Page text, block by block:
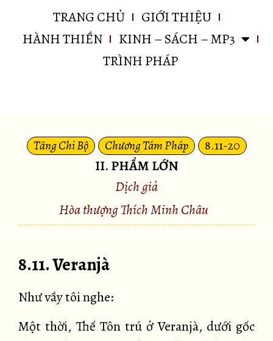
TRANG CHỦ
GIỚI THIỆU
HÀNH THIỀN
KINH – SÁCH – MP3
TRÌNH PHÁP
Tăng Chi Bộ Chương Tám Pháp 8.11-20
II. PHẨM LỚN
Dịch giả
Hòa thượng Thích Minh Châu
8.11. Veranjà
Như vầy tôi nghe:
Một thời, Thế Tôn trú ở Veranjà, dưới gốc